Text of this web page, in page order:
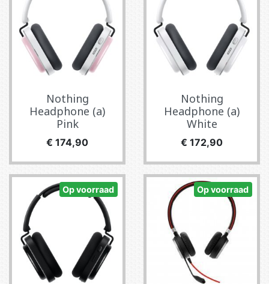
Nothing
Headphone (a)
Pink
Prijs
€ 174,90
Nothing
Headphone (a)
White
Prijs
€ 172,90
Op voorraad Op voorraad